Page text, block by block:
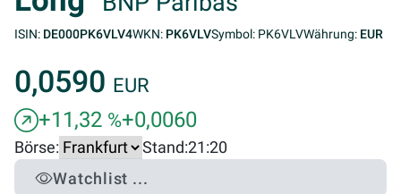
ISIN: DE000PK6VLV4WKN: PK6VLVSymbol: PK6VLVWährung: EUR
0,0590 EUR
+11,32 %+0,0060
Börse: Stand:21:20
Watchlist ...